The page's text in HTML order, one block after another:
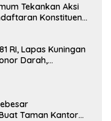
Tekankan Aksi
Konstituen
RI, Lapas Kuningan
Darah,
Buat Taman Kantor